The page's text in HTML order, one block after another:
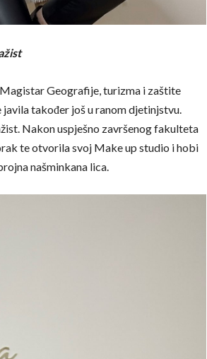
Geografije, turizma i zaštite
također još u ranom djetinjstvu.
Nakon uspješno završenog fakulteta
te otvorila svoj Make up studio i hobi
našminkana lica.